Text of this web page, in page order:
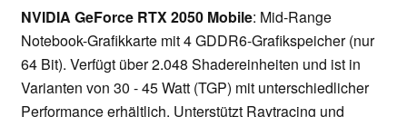
NVIDIA GeForce RTX 2050 Mobile: Mid-Range
Notebook-Grafikkarte mit 4 GDDR6-Grafikspeicher (nur
64 Bit). Verfügt über 2.048 Shadereinheiten und ist in
Varianten von 30 - 45 Watt (TGP) mit unterschiedlicher
Performance erhältlich. Unterstützt Raytracing und